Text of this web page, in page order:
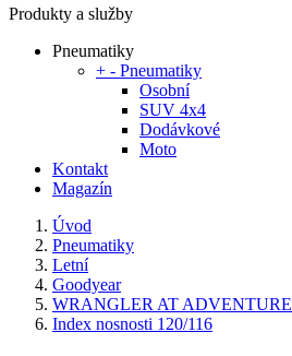
Produkty a služby
Pneumatiky
+ - Pneumatiky
Osobní
SUV 4x4
Dodávkové
Moto
Kontakt
Magazín
Úvod
Pneumatiky
Letní
Goodyear
WRANGLER AT ADVENTURE
Index nosnosti 120/116